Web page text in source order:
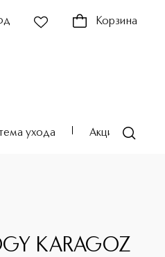
Корзина
ухода Акции
KARAGOZ